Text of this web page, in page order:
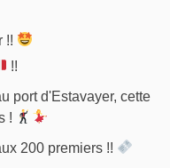
!!
!!
port d'Estavayer, cette
!
200 premiers !!